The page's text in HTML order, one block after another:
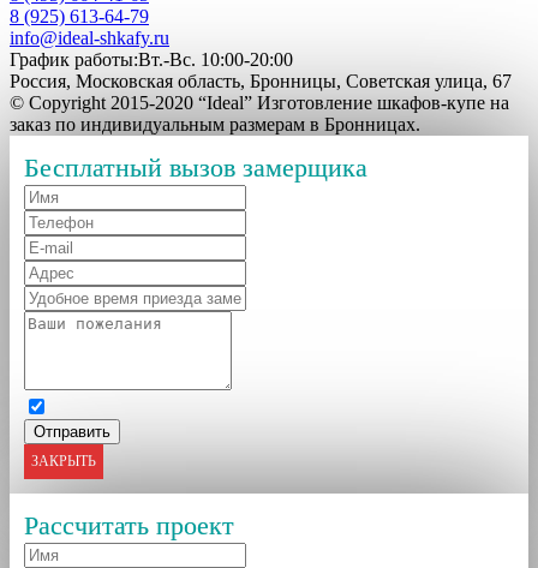
8 (925) 613-64-79
info@ideal-shkafy.ru
График работы:Вт.-Вс. 10:00-20:00
Россия, Московская область, Бронницы, Советская улица, 67
© Copyright 2015-2020 “Ideal” Изготовление шкафов-купе на
заказ по индивидуальным размерам в Бронницах.
Бесплатный вызов замерщика
ЗАКРЫТЬ
Рассчитать проект